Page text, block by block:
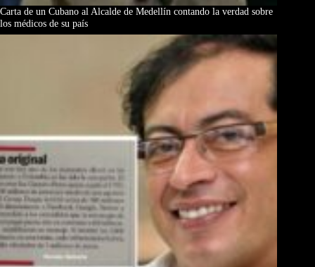
Carta de un Cubano al Alcalde de Medellín contando la verdad sobre
los médicos de su país